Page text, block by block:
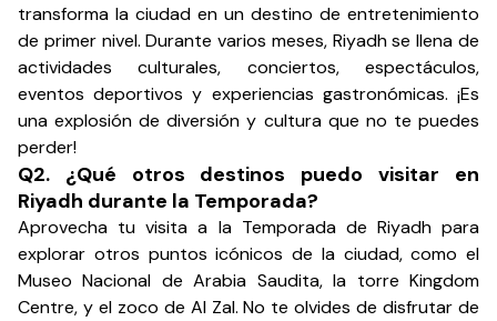
transforma la ciudad en un destino de entretenimiento
de primer nivel. Durante varios meses, Riyadh se llena de
actividades culturales, conciertos, espectáculos,
eventos deportivos y experiencias gastronómicas. ¡Es
una explosión de diversión y cultura que no te puedes
perder!
Q2. ¿Qué otros destinos puedo visitar en
Riyadh durante la Temporada?
Aprovecha tu visita a la Temporada de Riyadh para
explorar otros puntos icónicos de la ciudad, como el
Museo Nacional de Arabia Saudita, la torre Kingdom
Centre, y el zoco de Al Zal. No te olvides de disfrutar de